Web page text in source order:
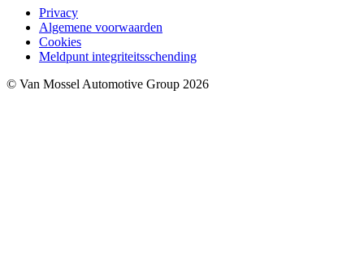
Privacy
Algemene voorwaarden
Cookies
Meldpunt integriteitsschending
© Van Mossel Automotive Group 2026